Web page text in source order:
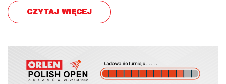
CZYTAJ WIĘCEJ